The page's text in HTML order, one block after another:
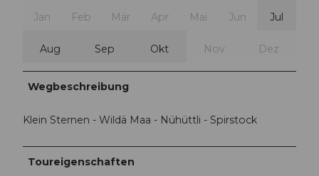
Jan Feb Mär Apr Mai Jun Jul
Aug Sep Okt Nov Dez
Wegbeschreibung
Klein Sternen - Wildä Maa - Nühüttli - Spirstock
Toureigenschaften